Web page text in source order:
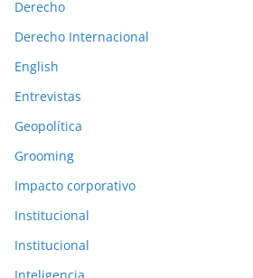
r
i
o
e
s
Derecho
Derecho Internacional
English
Entrevistas
Geopolítica
Grooming
Impacto corporativo
Institucional
Institucional